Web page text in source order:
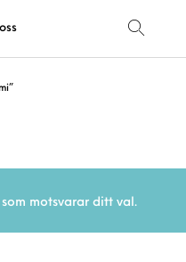
motsvarar ditt val.